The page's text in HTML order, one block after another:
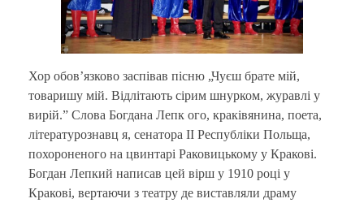
Хор обов’язково заспівав пісню „Чуєш брате мій,
товаришу мій. Відлітають сірим шнурком, журавлі у
вирій.” Cлова Богданa Лепк ого, краківянинa, поетa,
літературознавц я, сенаторa ІІ Республіки Польща,
похороненого на цвинтарі Раковицькому у Кракові.
Богдан Лепкий написав цей вірш у 1910 році у
Кракові, вертаючи з театру де виставляли драму